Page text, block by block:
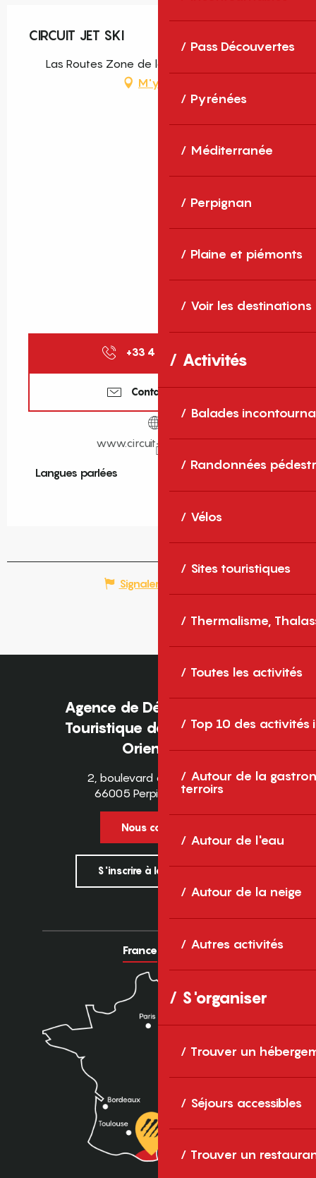
Pass Découvertes
Pyrénées
Méditerranée
Perpignan
Plaine et piémonts
Voir les destinations
Activités
Balades
Randonnées
Vélos
Sites touristiques
Thermalisme,
Toutes les activités
Top 10 des activités
Autour de la
terroirs
Autour de l'eau
Autour de la neige
Autres activités
S'organiser
Trouver un
Séjours accessibles
Trouver un
CIRCUIT JET SKI
Las Routes Zone de loisirs, 66440 Torreilles
M'y rendre
+33 4 68 86 18 ▒▒
Contactez-nous
www.circuit-jet-ski.com
Langues parlées
Langues parlées
Signaler une erreur
Agence de Développement
Touristique des Pyrénées-
Orientales
2, boulevard des Pyrénées
66005 Perpignan Cedex
Nous contacter
S'inscrire à la newsletter
France Europe